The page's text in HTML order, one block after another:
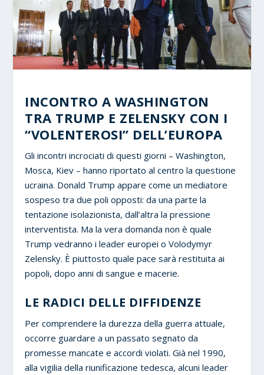
INCONTRO A WASHINGTON
TRA TRUMP E ZELENSKY CON I
“VOLENTEROSI” DELL’EUROPA
Gli incontri incrociati di questi giorni – Washington,
Mosca, Kiev – hanno riportato al centro la questione
ucraina. Donald Trump appare come un mediatore
sospeso tra due poli opposti: da una parte la
tentazione isolazionista, dall’altra la pressione
interventista. Ma la vera domanda non è quale
Trump vedranno i leader europei o Volodymyr
Zelensky. È piuttosto quale pace sarà restituita ai
popoli, dopo anni di sangue e macerie.
LE RADICI DELLE DIFFIDENZE
Per comprendere la durezza della guerra attuale,
occorre guardare a un passato segnato da
promesse mancate e accordi violati. Già nel 1990,
alla vigilia della riunificazione tedesca, alcuni leader